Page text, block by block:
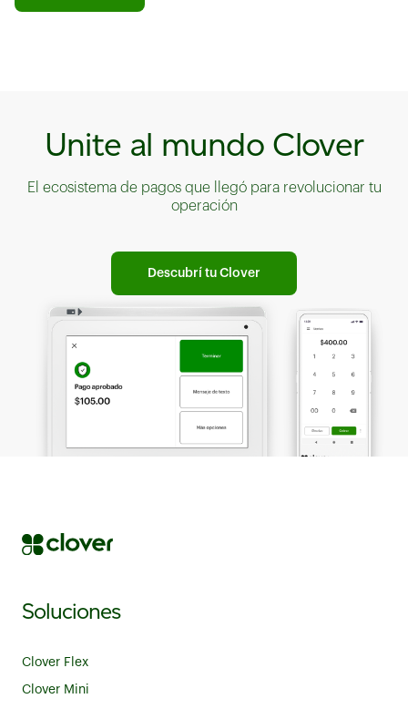
Unite al mundo Clover
El ecosistema de pagos que llegó para revolucionar tu
operación
Descubrí tu Clover
Soluciones
Clover Flex
Clover Mini